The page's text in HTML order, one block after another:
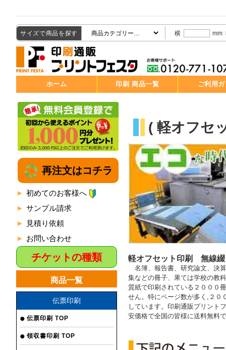
サイズで商品を探す 横 mm
ホーム 印刷 商品一覧 ご利用
再注文はコチラ
初めてのお客様へ
サンプル請求
見積り依頼
お問い合わせ
チケットの種類
商品一覧
伝票印刷
伝票印刷 TOP
領収書印刷 TOP
( 軽オフセ
軽オフセット印刷 無線綴
名簿、報告書、研究論文、決
集などの冊子、 果ては学校の教
質紙で印刷されている２０００
せん。特にページ数が多く , ２０
しています。印刷通販プリント
安価格で全国の皆様に送料無料